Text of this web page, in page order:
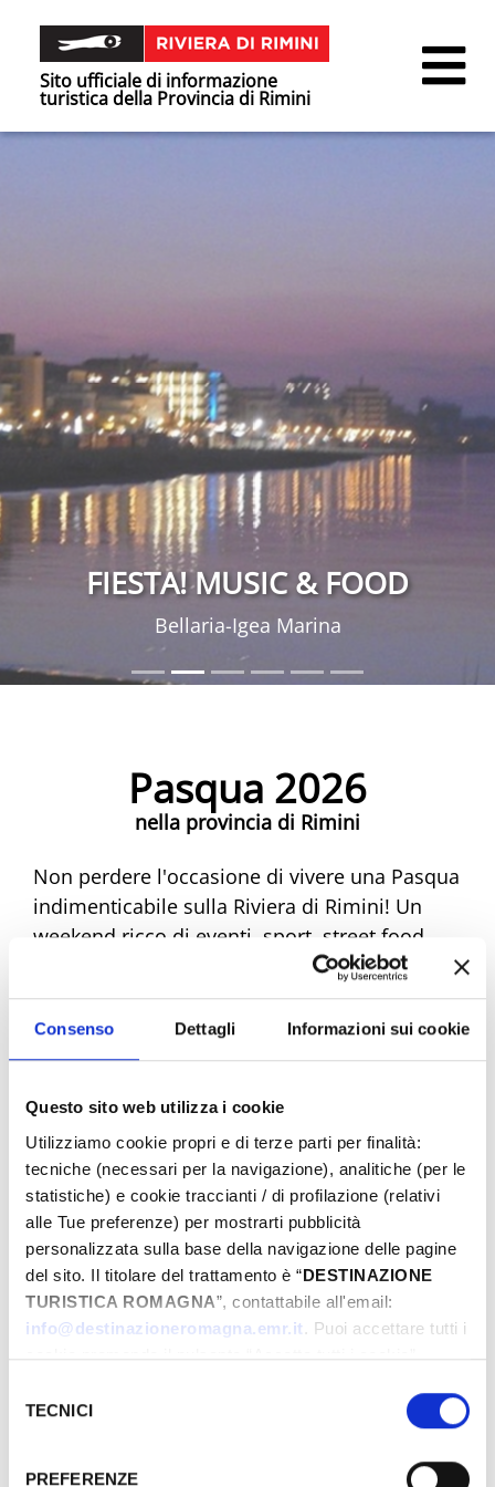
Consenso Dettagli Informazioni sui cookie
Questo sito web utilizza i cookie
Utilizziamo cookie propri e di terze parti per finalità:
tecniche (necessari per la navigazione), analitiche (per le
statistiche) e cookie traccianti / di profilazione (relativi
alle Tue preferenze) per mostrarti pubblicità
personalizzata sulla base della navigazione delle pagine
del sito. Il titolare del trattamento è “DESTINAZIONE
TURISTICA ROMAGNA”, contattabile all'email:
info@destinazioneromagna.emr.it. Puoi accettare tutti i
cookie premendo il pulsante “Accetta tutti i cookie”,
gestire le tue preferenze facendo clic su “Personalizza”.
Qualora acconsenti a tutti i cookie i Tuoi dati potranno
delTECNICI
PREFERENZE
Sito ufficiale di informazione
turistica della Provincia di Rimini
FIESTA! MUSIC & FOOD
Bellaria-Igea Marina
Pasqua 2026
nella provincia di Rimini
Non perdere l'occasione di vivere una Pasqua
indimenticabile sulla Riviera di Rimini! Un
weekend ricco di eventi, sport, street food,
musica e mercatini ti aspetta. Scopri tutte le
proposte e preparati a vivere emozioni
uniche. Prenota ora la tua Pasqua da sogno!
Eventi di Pasqua Riviera Rimini
Dal
A
Comune